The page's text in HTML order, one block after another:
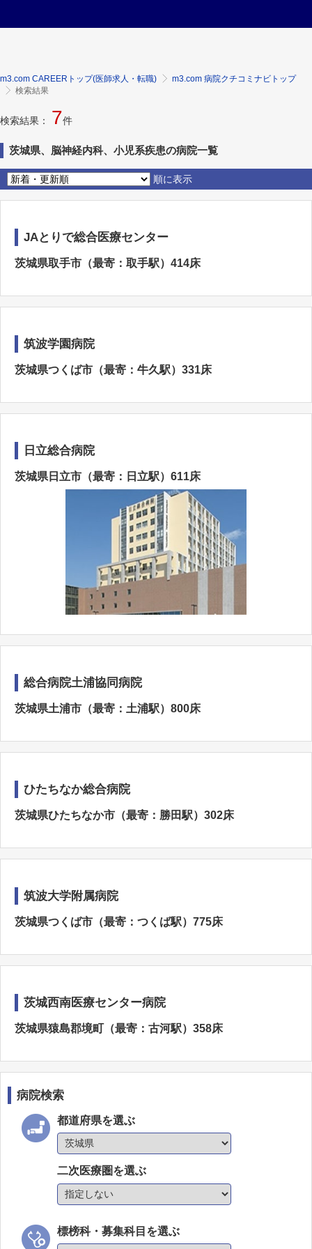
m3.com CAREERトップ(医師求人・転職)
m3.com 病院クチコミナビトップ
検索結果
検索結果： 7件
茨城県、脳神経内科、小児系疾患の病院一覧
順に表示
JAとりで総合医療センター
茨城県取手市（最寄：取手駅）414床
筑波学園病院
茨城県つくば市（最寄：牛久駅）331床
日立総合病院
茨城県日立市（最寄：日立駅）611床
総合病院土浦協同病院
茨城県土浦市（最寄：土浦駅）800床
ひたちなか総合病院
茨城県ひたちなか市（最寄：勝田駅）302床
筑波大学附属病院
茨城県つくば市（最寄：つくば駅）775床
茨城西南医療センター病院
茨城県猿島郡境町（最寄：古河駅）358床
病院検索
都道府県を選ぶ
二次医療圏を選ぶ
標榜科・募集科目を選ぶ